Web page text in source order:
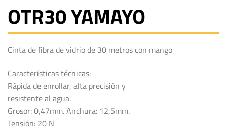
OTR30 YAMAYO
Cinta de fibra de vidrio de 30 metros con mango
Características técnicas:
Rápida de enrollar, alta precisión y
resistente al agua.
Grosor: 0,47mm. Anchura: 12,5mm.
Tensión: 20 N